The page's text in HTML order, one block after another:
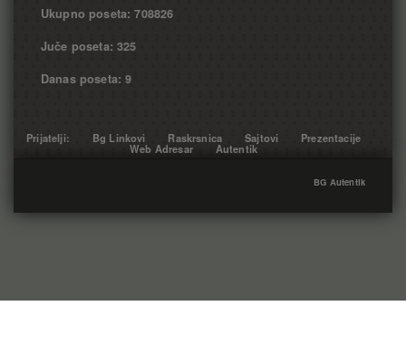
Ukupno poseta: 708826
Juče poseta: 325
Danas poseta: 9
Prijatelji: Bg Linkovi Raskrsnica Sajtovi Prezentacije
Web Adresar Autentik
BG Autentik